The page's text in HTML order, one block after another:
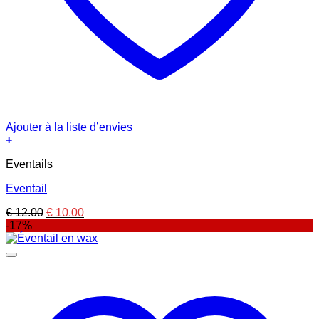
Ajouter à la liste d’envies
+
Eventails
Eventail
€12.00 Le
initial
€ 10.00Le
actuel
-17%